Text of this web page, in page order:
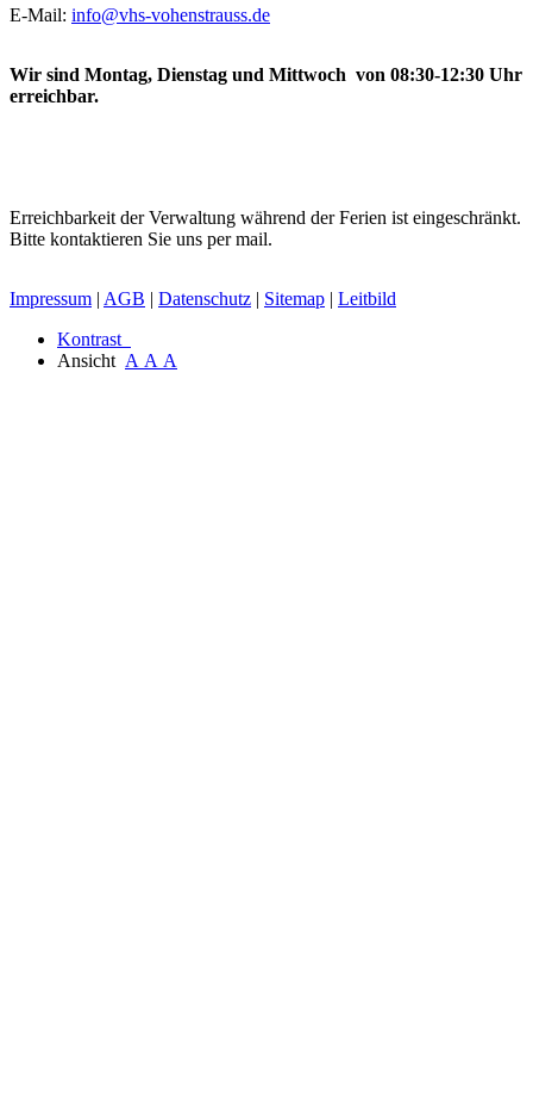
E-Mail: info@vhs-vohenstrauss.de
Wir sind Montag, Dienstag und Mittwoch von 08:30-12:30 Uhr
erreichbar.
Erreichbarkeit der Verwaltung während der Ferien ist eingeschränkt.
Bitte kontaktieren Sie uns per mail.
Impressum | AGB | Datenschutz | Sitemap | Leitbild
Kontrast
Ansicht A A A